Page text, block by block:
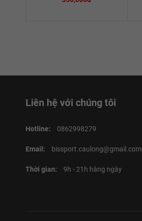
Liên hệ với chúng tôi
Hotline: 0862998279
Email: bissport.caulong@gmail.com
Thời gian: 9h - 21h hàng ngày